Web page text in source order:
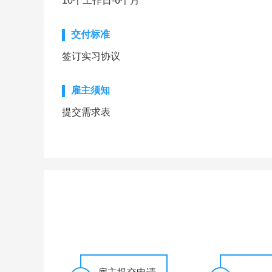
交付标准
签订实习协议
雇主须知
提交需求表